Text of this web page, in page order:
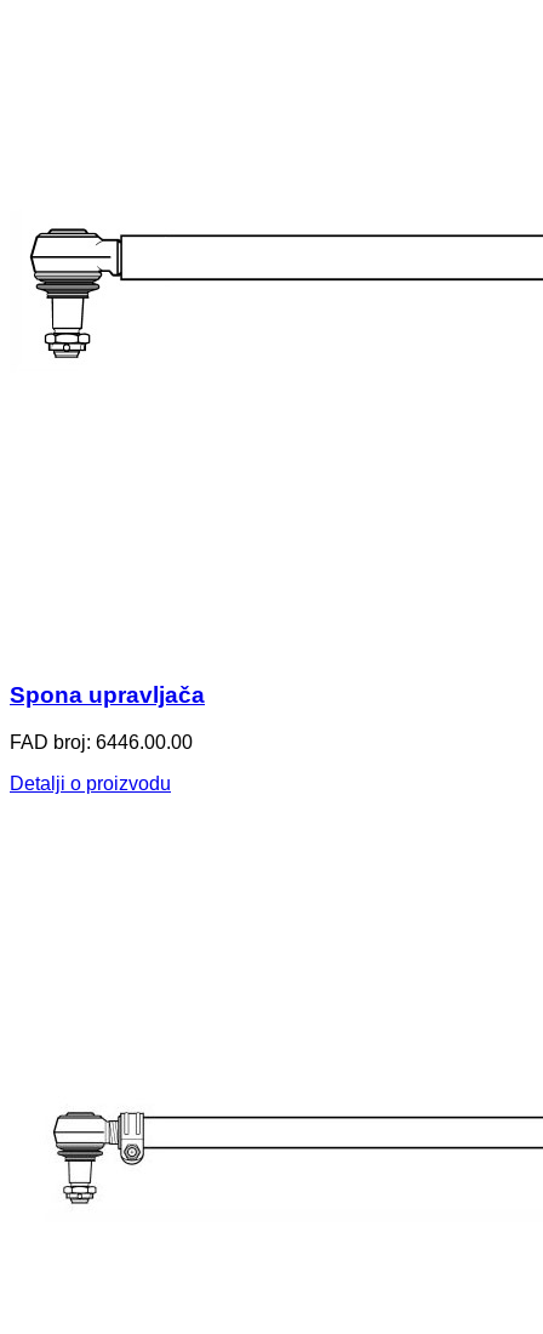
Spona upravljača
FAD broj: 6446.00.00
Detalji o proizvodu